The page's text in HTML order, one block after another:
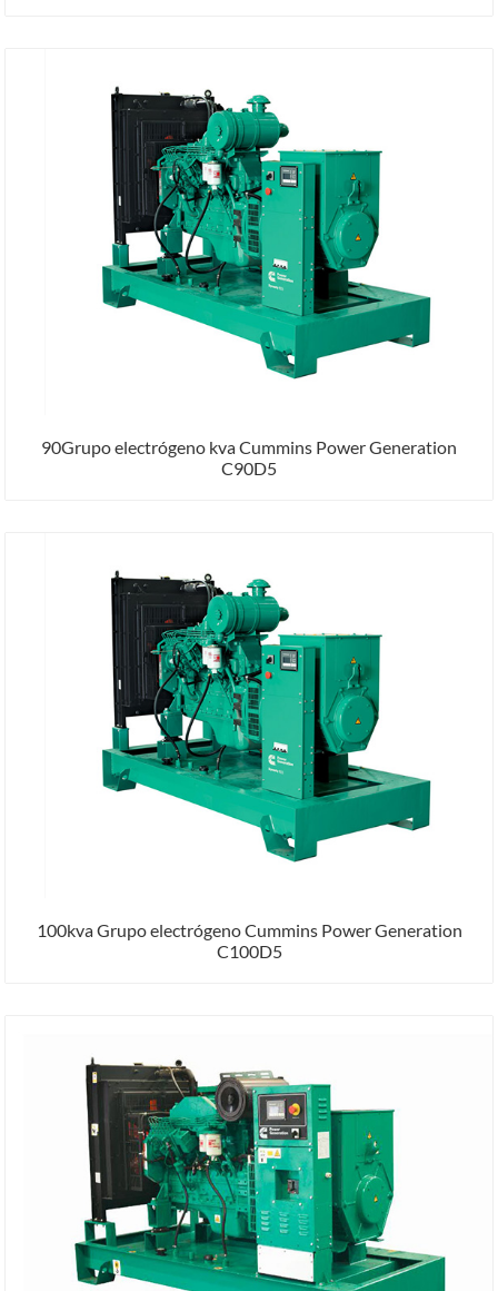
90Grupo electrógeno kva Cummins Power Generation
C90D5
100kva Grupo electrógeno Cummins Power Generation
C100D5